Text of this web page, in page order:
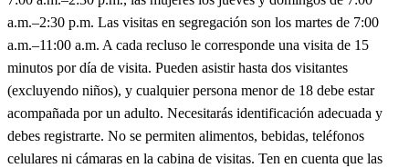
a.m.–2:30 p.m. Las visitas en segregación son los martes de 7:00
a.m.–11:00 a.m. A cada recluso le corresponde una visita de 15
minutos por día de visita. Pueden asistir hasta dos visitantes
(excluyendo niños), y cualquier persona menor de 18 debe estar
acompañada por un adulto. Necesitarás identificación adecuada y
debes registrarte. No se permiten alimentos, bebidas, teléfonos
celulares ni cámaras en la cabina de visitas. Ten en cuenta que las